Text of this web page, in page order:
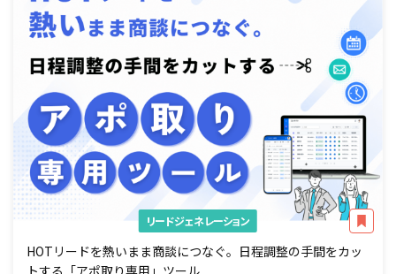
リードジェネレーション
HOTリードを熱いまま商談につなぐ。日程調整の手間をカッ
トする「アポ取り専用」ツール